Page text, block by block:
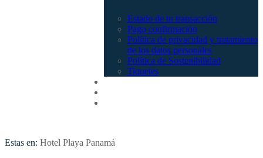
Estado de tu transacción
Pago confirmación
Política de privacidad y tratamiento
de los datos personales
Política de Sostenibilidad
Tiquetes
Estas en: Hotel Playa Panamá